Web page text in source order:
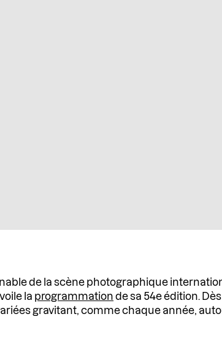
de la scène photographique
la programmation de sa 54e édition.
gravitant, comme chaque année,